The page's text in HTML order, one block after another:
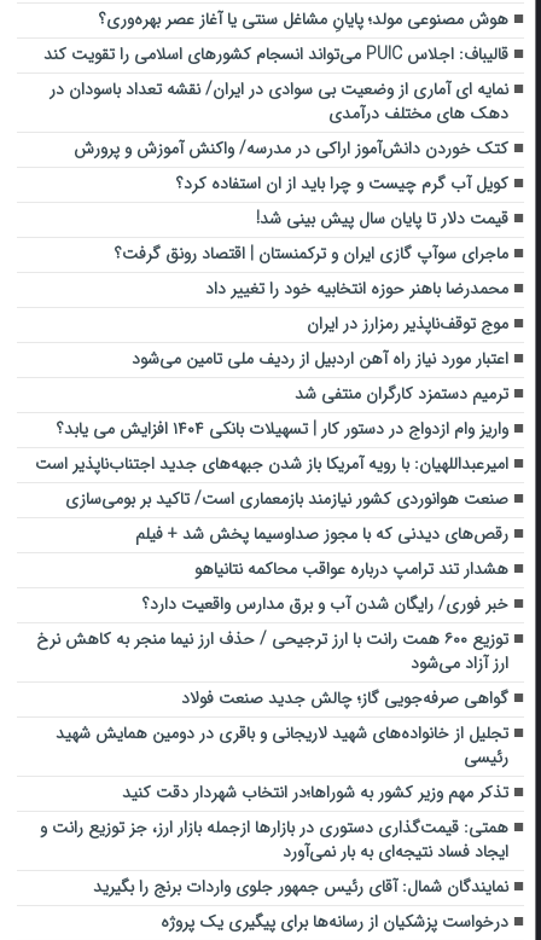
هوش مصنوعی مولد؛ پایانِ مشاغل سنتی یا آغاز عصر بهره‌وری؟
قالیباف: اجلاس PUIC می‌تواند انسجام کشورهای اسلامی را تقویت کند
نمایه ای آماری از وضعیت بی سوادی در ایران/ نقشه تعداد باسودان در
دهک های مختلف درآمدی
کتک خوردن‌ دانش‌آموز اراکی در مدرسه/ واکنش آموزش و پرورش
کویل آب گرم چیست و چرا باید از ان استفاده کرد؟
قیمت دلار تا پایان سال پیش بینی شد!
ماجرای سوآپ گازی ایران و ترکمنستان | اقتصاد رونق گرفت؟
محمدرضا باهنر حوزه انتخابیه خود را تغییر داد
موج توقف‌ناپذیر رمزارز در ایران
اعتبار مورد نیاز راه آهن اردبیل از ردیف ملی تامین می‌شود
ترمیم دستمزد کارگران منتفی شد
واریز وام ازدواج در دستور کار | تسهیلات بانکی ۱۴۰۴ افزایش می یابد؟
امیرعبداللهیان: با رویه آمریکا باز شدن جبهه‌های جدید اجتناب‌ناپذیر است
صنعت هوانوردی کشور نیازمند بازمعماری است/ تاکید بر بومی‌سازی
رقص‌های دیدنی که با مجوز صداوسیما پخش شد + فیلم
هشدار تند ترامپ درباره عواقب محاکمه نتانیاهو
خبر فوری/ رایگان شدن آب و برق مدارس واقعیت دارد؟
توزیع ۶۰۰ همت رانت با ارز ترجیحی / حذف ارز نیما منجر به کاهش نرخ
ارز آزاد می‌شود
گواهی صرفه‌جویی گاز؛ چالش جدید صنعت فولاد
تجلیل از خانواده‌های شهید لاریجانی و باقری در دومین همایش شهید
رئیسی
تذکر مهم وزیر کشور به شوراها؛در انتخاب شهردار دقت کنید
همتی: قیمت‌گذاری دستوری در بازارها ازجمله بازار ارز، جز توزیع رانت و
ایجاد فساد نتیجه‌ای به بار نمی‌آورد
نمایندگان شمال: آقای رئیس جمهور ‌جلو‌ی ‌واردات برنج‌ را بگیرید
درخواست پزشکیان از رسانه‌ها برای پیگیری یک پروژه